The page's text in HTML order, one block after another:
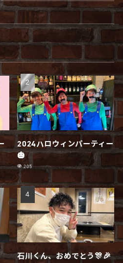
2024ハロウィンパーティー
🎃
205
石川くん、おめでとう🎊🎉